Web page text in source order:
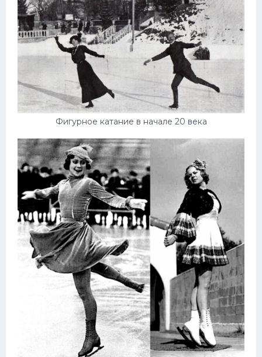
Фигурное катание в начале 20 века